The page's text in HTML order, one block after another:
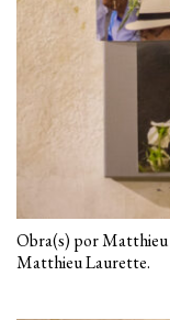
Obra(s) por Matthieu
Matthieu Laurette.